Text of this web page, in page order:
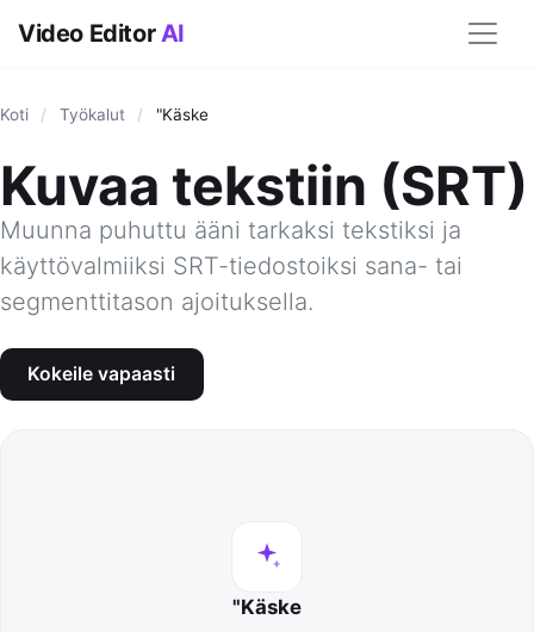
Video EditorAI
Koti / Työkalut / "Käske
Kuvaa tekstiin (SRT)
Muunna puhuttu ääni tarkaksi tekstiksi ja
käyttövalmiiksi SRT-tiedostoiksi sana- tai
segmenttitason ajoituksella.
Kokeile vapaasti
"Käske